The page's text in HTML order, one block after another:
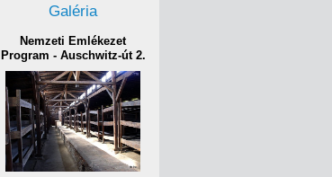
Galéria
Nemzeti Emlékezet
Program - Auschwitz-út 2.